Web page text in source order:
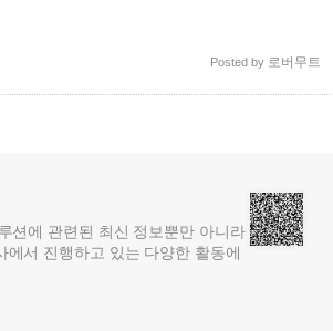
Posted by 로버무트
션에 관련된 최신 정보뿐만 아니라
서 진행하고 있는 다양한 활동에